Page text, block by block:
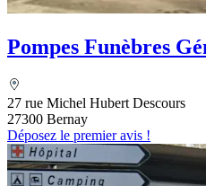
Pompes Funèbres
27 rue Michel Hubert Descours
27300 Bernay
Déposez le premier avis !